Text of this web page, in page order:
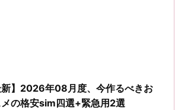
新】2026年08月度、今作るべきお
の格安sim四選+緊急用2選